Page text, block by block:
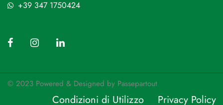
+39 347 1750424
© 2023 Powered & Designed by Passepartout
Condizioni di Utilizzo Privacy Policy